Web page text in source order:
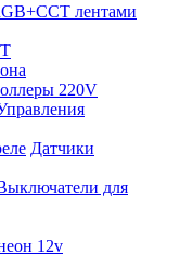
лентами
220V
Датчики
для
12v